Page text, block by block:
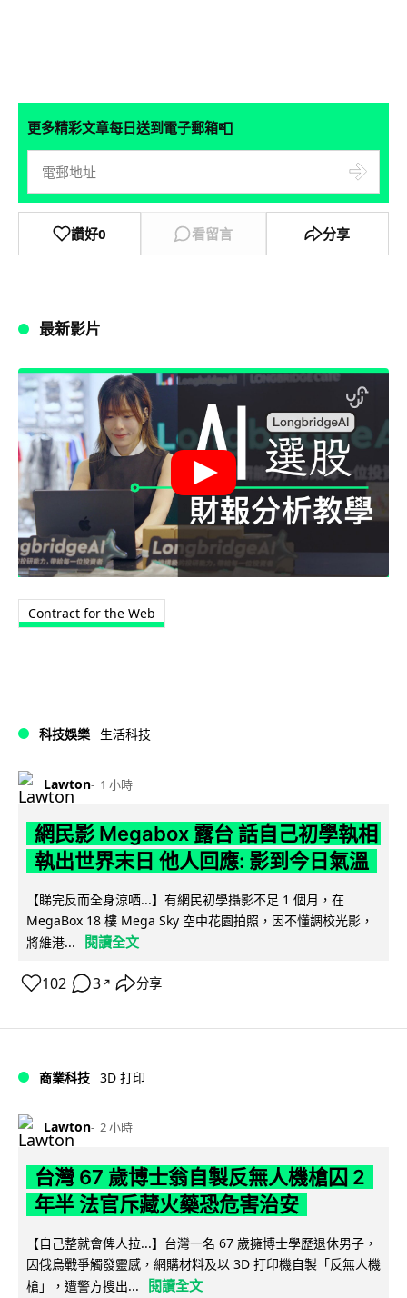
更多精彩文章每日送到電子郵箱📮
讚好0 看留言 分享
最新影片
Contract for the Web
科技娛樂 生活科技
Lawton 1 小時
網民影 Megabox 露台 話自己初學執相
執出世界末日 他人回應: 影到今日氣溫
【睇完反而全身涼哂...】有網民初學攝影不足 1 個月，在
MegaBox 18 樓 Mega Sky 空中花園拍照，因不懂調校光影，
將維港...
閱讀全文
102 3 ↗ 分享
商業科技 3D 打印
Lawton 2 小時
台灣 67 歲博士翁自製反無人機槍囚 2
年半 法官斥藏火藥恐危害治安
【自己整就會俾人拉...】台灣一名 67 歲擁博士學歷退休男子，
因俄烏戰爭觸發靈感，網購材料及以 3D 打印機自製「反無人機
槍」，遭警方搜出...
閱讀全文